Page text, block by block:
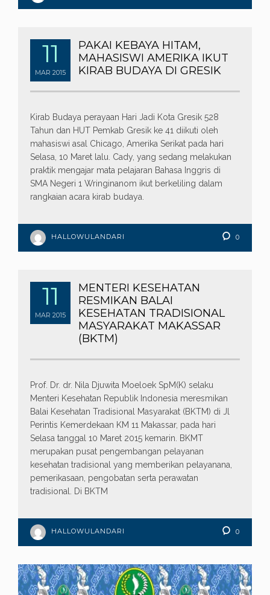
11
MAR 2015
PAKAI KEBAYA HITAM,
MAHASISWI AMERIKA IKUT
KIRAB BUDAYA DI GRESIK
Kirab Budaya perayaan Hari Jadi Kota Gresik 528
Tahun dan HUT Pemkab Gresik ke 41 diikuti oleh
mahasiswi asal Chicago, Amerika Serikat pada hari
Selasa, 10 Maret lalu. Cady, yang sedang melakukan
praktik mengajar mata pelajaran Bahasa Inggris di
SMA Negeri 1 Wringinanom ikut berkeliling dalam
rangkaian acara kirab budaya.
HALLOWULANDARI 0
11
MAR 2015
MENTERI KESEHATAN
RESMIKAN BALAI
KESEHATAN TRADISIONAL
MASYARAKAT MAKASSAR
(BKTM)
Prof. Dr. dr. Nila Djuwita Moeloek SpM(K) selaku
Menteri Kesehatan Republik Indonesia meresmikan
Balai Kesehatan Tradisional Masyarakat (BKTM) di Jl
Perintis Kemerdekaan KM 11 Makassar, pada hari
Selasa tanggal 10 Maret 2015 kemarin. BKMT
merupakan pusat pengembangan pelayanan
kesehatan tradisional yang memberikan pelayanana,
pemerikasaan, pengobatan serta perawatan
tradisional. Di BKTM
HALLOWULANDARI 0